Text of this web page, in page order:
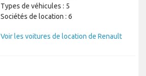
Types de véhicules : 5
Sociétés de location : 6
Voir les voitures de location de Renault